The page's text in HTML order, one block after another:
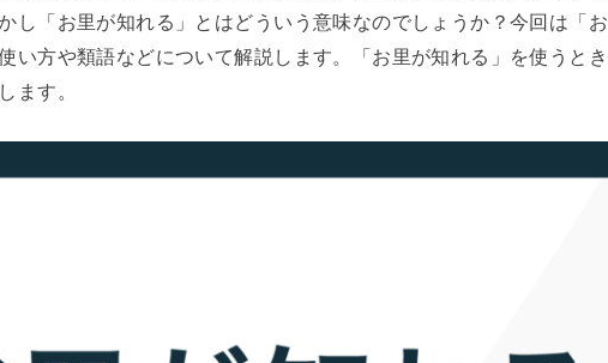
し「お里が知れる」とはどういう意味なのでしょうか？今回は「お
い方や類語などについて解説します。「お里が知れる」を使うとき
ます。